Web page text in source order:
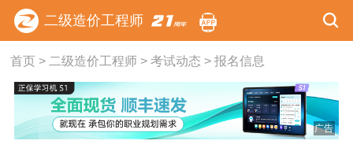
二级造价工程师
首页> 二级造价工程师> 考试动态 > 报名信息
广告